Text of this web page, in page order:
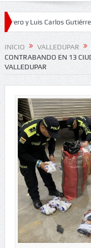
Carlos Gutiérrez
2026
INICIO VALLEDUPAR
CONTRABANDO EN 13
VALLEDUPAR